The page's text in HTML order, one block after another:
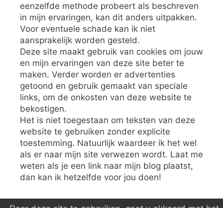
eenzelfde methode probeert als beschreven
in mijn ervaringen, kan dit anders uitpakken.
Voor eventuele schade kan ik niet
aansprakelijk worden gesteld.
Deze site maakt gebruik van cookies om jouw
en mijn ervaringen van deze site beter te
maken. Verder worden er advertenties
getoond en gebruik gemaakt van speciale
links, om de onkosten van deze website te
bekostigen.
Het is niet toegestaan om teksten van deze
website te gebruiken zonder explicite
toestemming. Natuurlijk waardeer ik het wel
als er naar mijn site verwezen wordt. Laat me
weten als je een link naar mijn blog plaatst,
dan kan ik hetzelfde voor jou doen!